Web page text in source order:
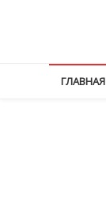
ГЛАВНАЯ